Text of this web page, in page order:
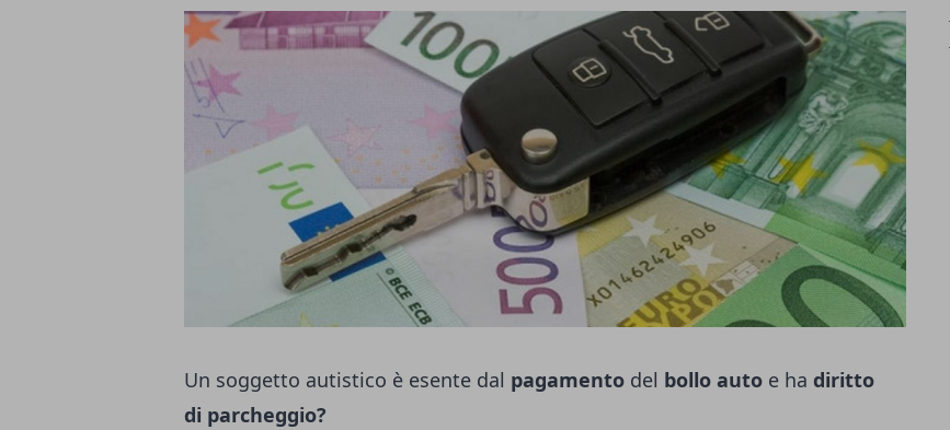
Un soggetto autistico è esente dal pagamento del bollo auto e ha diritto
di parcheggio?